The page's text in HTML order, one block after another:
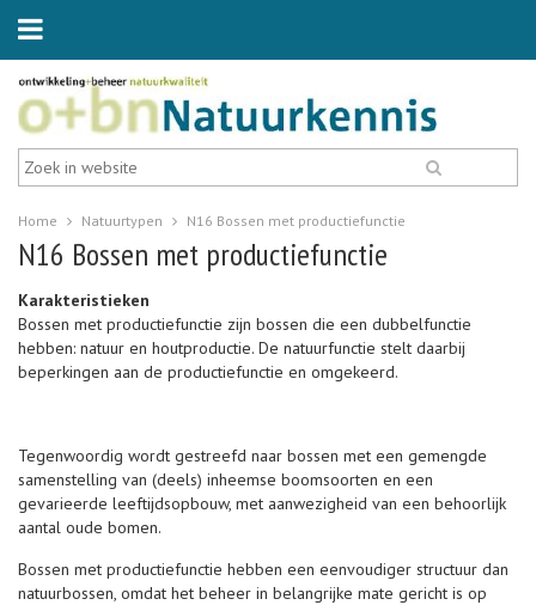
Home Natuurtypen N16 Bossen met productiefunctie
N16 Bossen met productiefunctie
Karakteristieken
Bossen met productiefunctie zijn bossen die een dubbelfunctie
hebben: natuur en houtproductie. De natuurfunctie stelt daarbij
beperkingen aan de productiefunctie en omgekeerd.
Tegenwoordig wordt gestreefd naar bossen met een gemengde
samenstelling van (deels) inheemse boomsoorten en een
gevarieerde leeftijdsopbouw, met aanwezigheid van een behoorlijk
aantal oude bomen.
Bossen met productiefunctie hebben een eenvoudiger structuur dan
natuurbossen, omdat het beheer in belangrijke mate gericht is op